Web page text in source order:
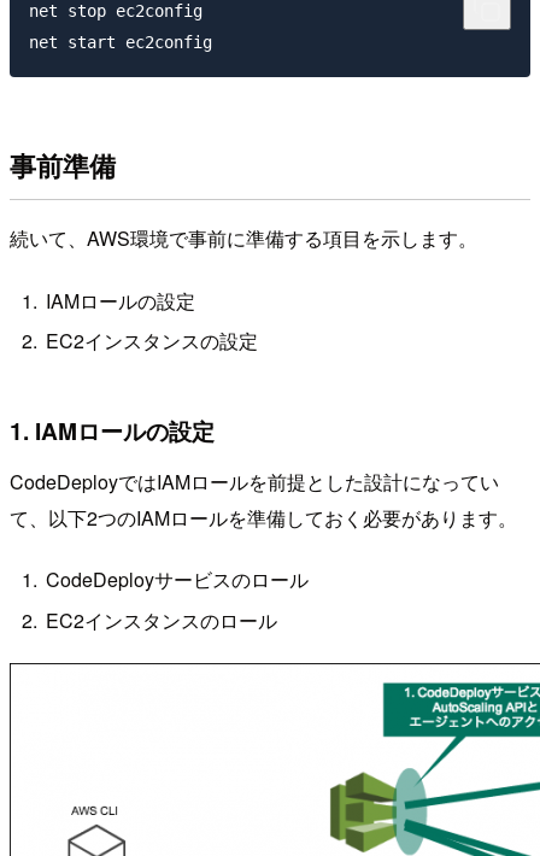
net stop ec2config
事前準備
続いて、AWS環境で事前に準備する項目を示します。
IAMロールの設定
EC2インスタンスの設定
1. IAMロールの設定
CodeDeployではIAMロールを前提とした設計になってい
て、以下2つのIAMロールを準備しておく必要があります。
CodeDeployサービスのロール
EC2インスタンスのロール